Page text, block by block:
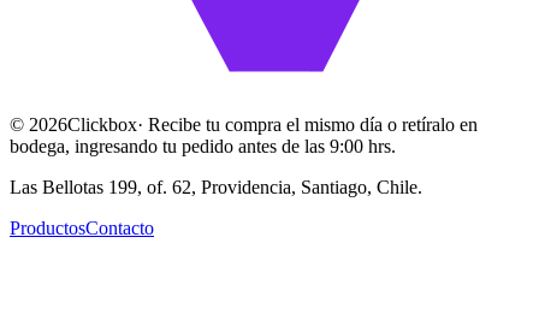
© 2026Clickbox· Recibe tu compra el mismo día o retíralo en
bodega, ingresando tu pedido antes de las 9:00 hrs.
Las Bellotas 199, of. 62, Providencia, Santiago, Chile.
ProductosContacto